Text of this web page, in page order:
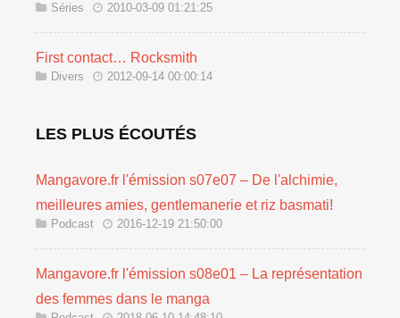
Séries 2010-03-09 01:21:25
First contact… Rocksmith
Divers 2012-09-14 00:00:14
LES PLUS ÉCOUTÉS
Mangavore.fr l'émission s07e07 – De l'alchimie,
meilleures amies, gentlemanerie et riz basmati!
Podcast 2016-12-19 21:50:00
Mangavore.fr l'émission s08e01 – La représentation
des femmes dans le manga